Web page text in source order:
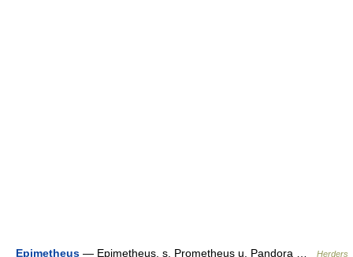
Epimetheus — Epimetheus, s. Prometheus u. Pandora …
Herders